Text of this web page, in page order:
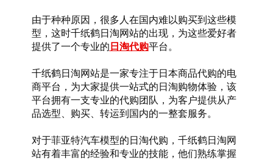
由于种种原因，很多人在国内难以购买到这些模
型，这时千纸鹤日淘网站的出现，为这些爱好者
提供了一个专业的 日淘代购平台。
千纸鹤日淘网站是一家专注于日本商品代购的电
商平台，为大家提供一站式的日淘购物体验，该
平台拥有一支专业的代购团队，为客户提供从产
品选型、购买、转运到国内的一整套服务。
对于菲亚特汽车模型的日淘代购，千纸鹤日淘网
站有着丰富的经验和专业的技能，他们熟练掌握